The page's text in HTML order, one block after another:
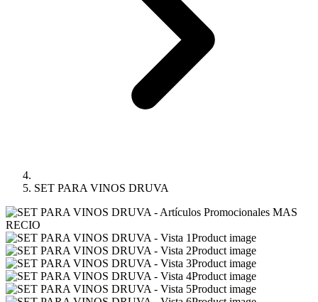
SET PARA VINOS DRUVA
Product image
Product image
Product image
Product image
Product image